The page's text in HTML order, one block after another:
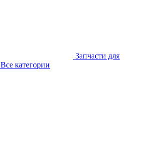
Запчасти для
Все категории